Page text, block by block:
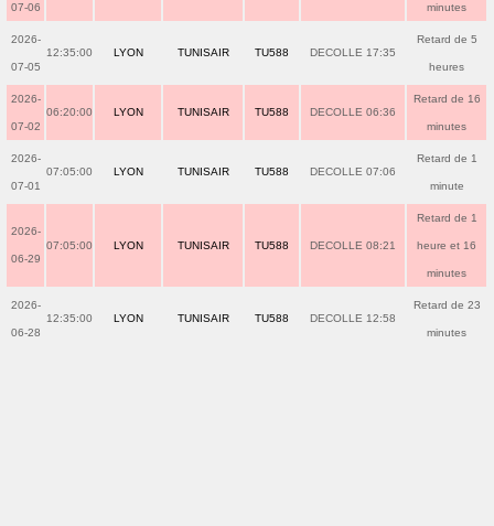
07-06 minutes
2026-
07-05
12:35:00 LYON TUNISAIR TU588 DECOLLE 17:35
Retard de 5
heures
2026-
07-02
06:20:00 LYON TUNISAIR TU588 DECOLLE 06:36
Retard de 16
minutes
2026-
07-01
07:05:00 LYON TUNISAIR TU588 DECOLLE 07:06
Retard de 1
minute
2026-
06-29
07:05:00 LYON TUNISAIR TU588 DECOLLE 08:21
Retard de 1
heure et 16
minutes
2026-
06-28
12:35:00 LYON TUNISAIR TU588 DECOLLE 12:58
Retard de 23
minutes